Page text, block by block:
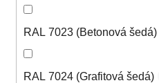
RAL 7023 (Betonová šedá)
RAL 7024 (Grafitová šedá)